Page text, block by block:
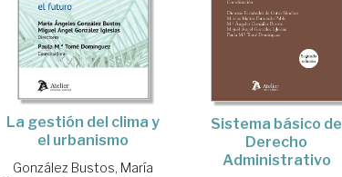
La gestión del clima y
el urbanismo
González Bustos, María
Sistema básico de
Derecho
Administrativo